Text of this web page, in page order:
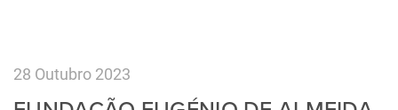
28 Outubro 2023